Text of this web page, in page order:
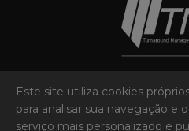
Este site utiliza cookies
para analisar sua navegação e
serviço mais personalizado e